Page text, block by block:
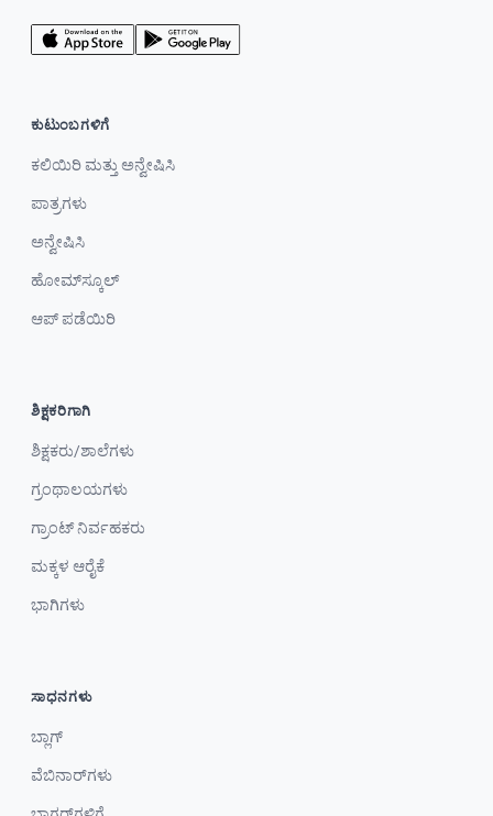
ಕುಟುಂಬಗಳಿಗೆ
ಕಲಿಯಿರಿ ಮತ್ತು ಅನ್ವೇಷಿಸಿ
ಪಾತ್ರಗಳು
ಅನ್ವೇಷಿಸಿ
ಹೋಮ್‌ಸ್ಕೂಲ್
ಆಪ್ ಪಡೆಯಿರಿ
ಶಿಕ್ಷಕರಿಗಾಗಿ
ಶಿಕ್ಷಕರು/ಶಾಲೆಗಳು
ಗ್ರಂಥಾಲಯಗಳು
ಗ್ರಾಂಟ್ ನಿರ್ವಹಕರು
ಮಕ್ಕಳ ಆರೈಕೆ
ಭಾಗಿಗಳು
ಸಾಧನಗಳು
ಬ್ಲಾಗ್
ವೆಬಿನಾರ್‌ಗಳು